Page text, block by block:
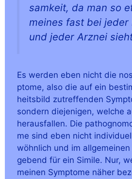
sam­keit, da man so
mei­nes fast bei jeder
und jeder Arz­nei
Es wer­den eben nicht die
pto­me, also die auf ein
heits­bild zutref­fen­den
son­dern die­je­ni­gen, wel­che
her­aus­fal­len. Die
me sind eben nicht
wöhn­lich und im
ge­bend für ein Simi­le. Nur,
mei­nen Sym­pto­me näher